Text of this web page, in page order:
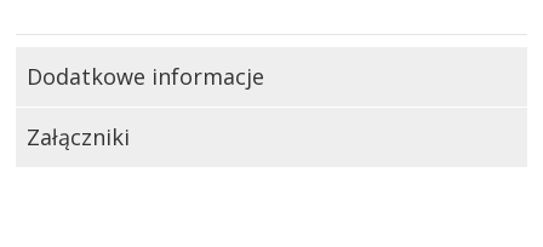
Dodatkowe informacje
Załączniki